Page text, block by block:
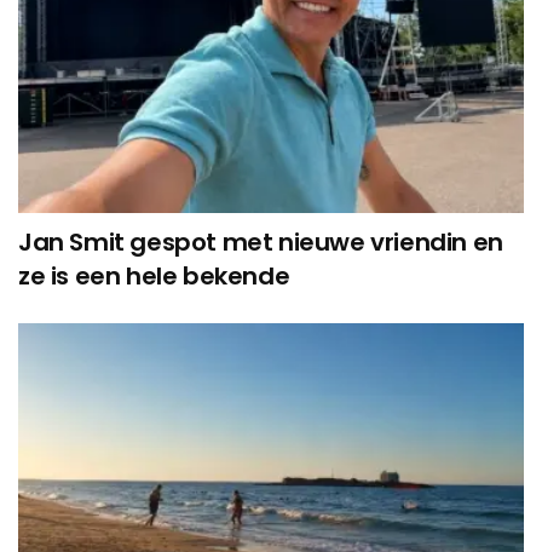
Jan Smit gespot met nieuwe vriendin en
ze is een hele bekende